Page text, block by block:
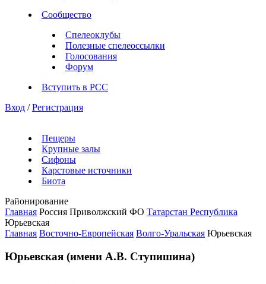
Сообщество
Спелеоклубы
Полезные спелеоссылки
Голосования
Форум
Вступить в РСС
Вход / Регистрация
Пещеры
Крупные залы
Сифоны
Карстовые источники
Биота
Районирование
Главная Россия Приволжский ФО Татарстан Республика
Юрьевская
Главная Восточно-Европейская Волго-Уральская Юрьевская
Юрьевская (имени А.В. Ступишина)